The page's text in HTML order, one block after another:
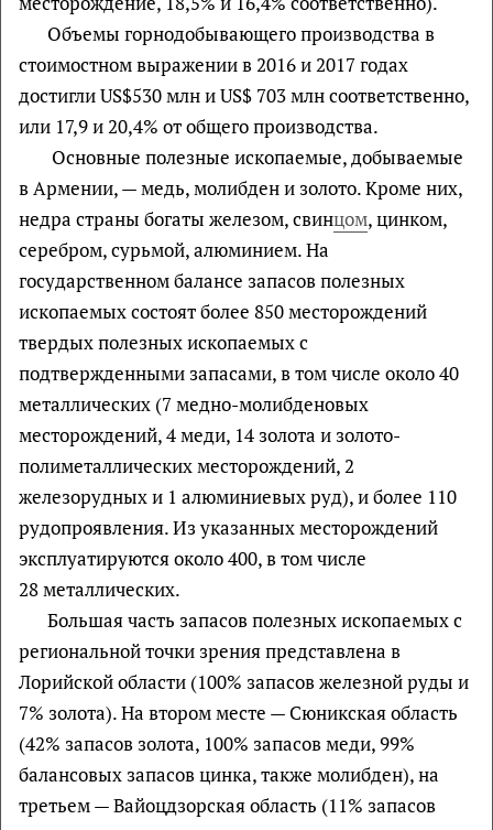
Объемы горнодобывающего производства в
стоимостном выражении в 2016 и 2017 годах
достигли US$530 млн и US$ 703 млн соответственно,
или 17,9 и 20,4% от общего производства.
Основные полезные ископаемые, добываемые
в Армении, — медь, молибден и золото. Кроме них,
недра страны богаты железом, свинцом, цинком,
серебром, сурьмой, алюминием. На
государственном балансе запасов полезных
ископаемых состоят более 850 месторождений
твердых полезных ископаемых с
подтвержденными запасами, в том числе около 40
металлических (7 медно-молибденовых
месторождений, 4 меди, 14 золота и золото-
полиметаллических месторождений, 2
железорудных и 1 алюминиевых руд), и более 110
рудопроявления. Из указанных месторождений
эксплуатируются около 400, в том числе
28 металлических.
Большая часть запасов полезных ископаемых с
региональной точки зрения представлена в
Лорийской области (100% запасов железной руды и
7% золота). На втором месте — Сюникская область
(42% запасов золота, 100% запасов меди, 99%
балансовых запасов цинка, также молибден), на
третьем — Вайоцдзорская область (11% запасов